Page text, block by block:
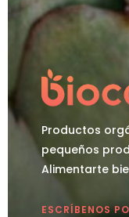
Productos
pequeños
Alimentarte
ESCRÍBENOS